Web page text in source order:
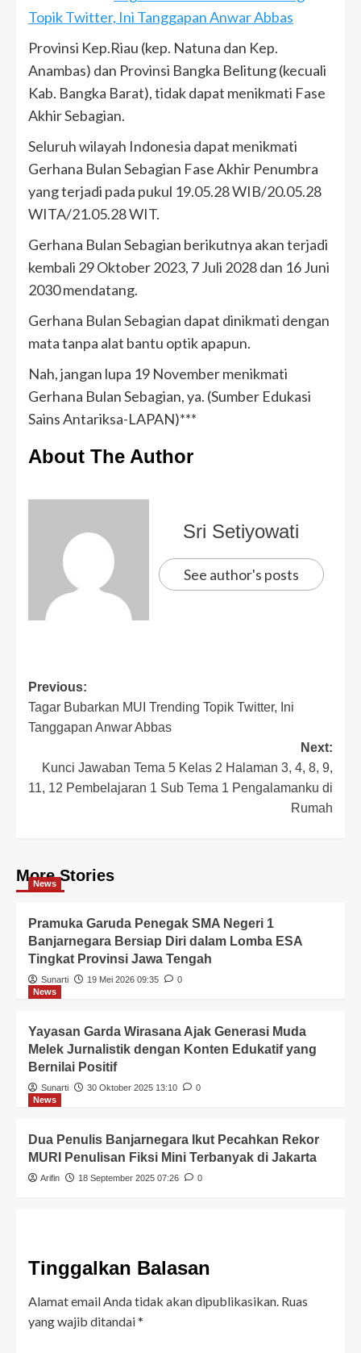
Topik Twitter, Ini Tanggapan Anwar Abbas
Provinsi Kep.Riau (kep. Natuna dan Kep.
Anambas) dan Provinsi Bangka Belitung (kecuali
Kab. Bangka Barat), tidak dapat menikmati Fase
Akhir Sebagian.
Seluruh wilayah Indonesia dapat menikmati
Gerhana Bulan Sebagian Fase Akhir Penumbra
yang terjadi pada pukul 19.05.28 WIB/20.05.28
WITA/21.05.28 WIT.
Gerhana Bulan Sebagian berikutnya akan terjadi
kembali 29 Oktober 2023, 7 Juli 2028 dan 16 Juni
2030 mendatang.
Gerhana Bulan Sebagian dapat dinikmati dengan
mata tanpa alat bantu optik apapun.
Nah, jangan lupa 19 November menikmati
Gerhana Bulan Sebagian, ya. (Sumber Edukasi
Sains Antariksa-LAPAN)***
About The Author
Sri Setiyowati
See author's posts
Previous:
Tagar Bubarkan MUI Trending Topik Twitter, Ini
Tanggapan Anwar Abbas
Next:
Kunci Jawaban Tema 5 Kelas 2 Halaman 3, 4, 8, 9,
11, 12 Pembelajaran 1 Sub Tema 1 Pengalamanku di
Rumah
More Stories
News
Pramuka Garuda Penegak SMA Negeri 1
Banjarnegara Bersiap Diri dalam Lomba ESA
Tingkat Provinsi Jawa Tengah
Sunarti 19 Mei 2026 09:35
0
News
Yayasan Garda Wirasana Ajak Generasi Muda
Melek Jurnalistik dengan Konten Edukatif yang
Bernilai Positif
Sunarti 30 Oktober 2025 13:10
0
News
Dua Penulis Banjarnegara Ikut Pecahkan Rekor
MURI Penulisan Fiksi Mini Terbanyak di Jakarta
Arifin 18 September 2025 07:26 0
Tinggalkan Balasan
Alamat email Anda tidak akan dipublikasikan. Ruas
yang wajib ditandai*